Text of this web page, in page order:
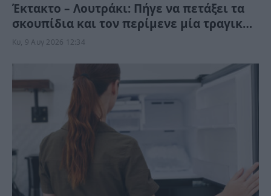
Έκτακτο – Λουτράκι: Πήγε να πετάξει τα
σκουπίδια και τον περίμενε μία τραγική
στιγμή
Κυ, 9 Αυγ 2026 12:34